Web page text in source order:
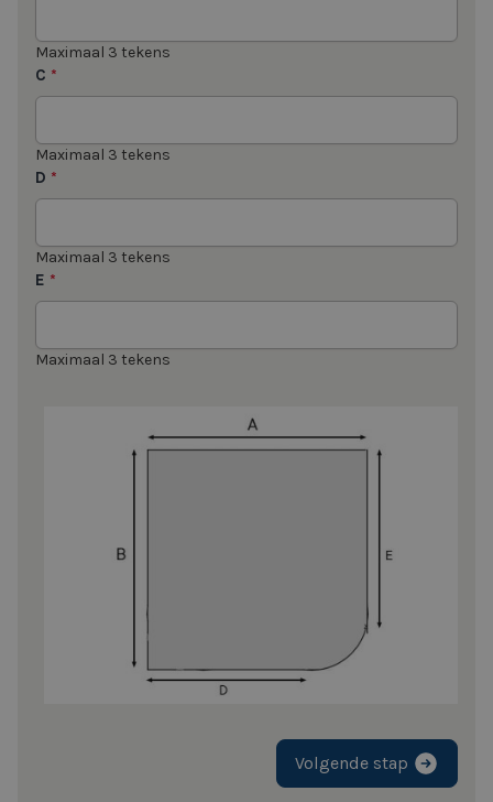
Maximaal 3 tekens
C *
Maximaal 3 tekens
D *
Maximaal 3 tekens
E *
Maximaal 3 tekens
Volgende stap